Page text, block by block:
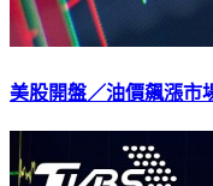
美股開盤／油價飆漲市